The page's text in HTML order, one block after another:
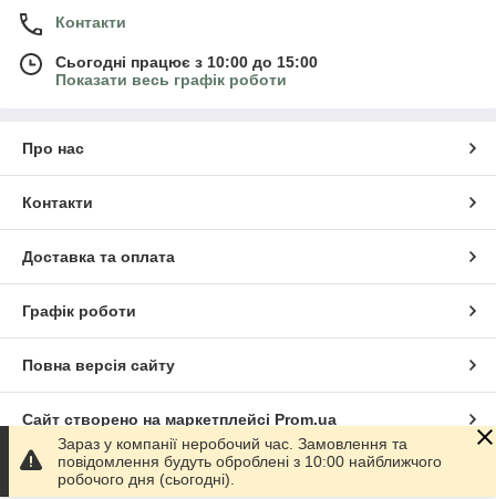
Контакти
Сьогодні працює з 10:00 до 15:00
Показати весь графік роботи
Про нас
Контакти
Доставка та оплата
Графік роботи
Повна версія сайту
Сайт створено на маркетплейсі Prom.ua
Політика конфіденційності
Зараз у компанії неробочий час. Замовлення та
повідомлення будуть оброблені з 10:00 найближчого
робочого дня (сьогодні).